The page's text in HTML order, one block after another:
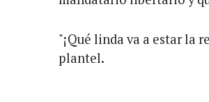
"¡Qué linda va a estar la
plantel.